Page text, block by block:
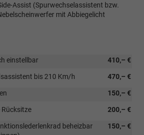
Assist (Spurwechselassistent bzw.
mit Abbiegelicht
410,– €
einstellbar
470,– €
bis 210 Km/h
150,– €
200,– €
Rücksitze
150,– €
beheizbar